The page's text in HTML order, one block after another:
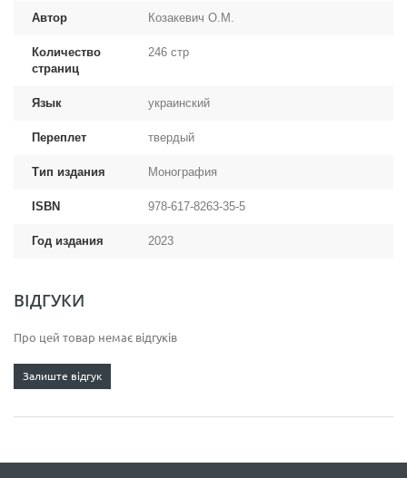
Автор Козакевич О.М.
Количество
страниц
246 стр
Язык украинский
Переплет твердый
Тип издания Монография
ISBN 978-617-8263-35-5
Год издания 2023
ВІДГУКИ
Про цей товар немає відгуків
Залиште відгук